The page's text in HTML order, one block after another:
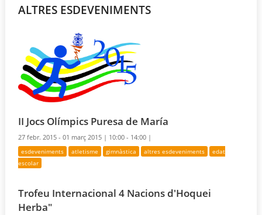
ALTRES ESDEVENIMENTS
II Jocs Olímpics Puresa de María
27 febr. 2015 - 01 març 2015 | 10:00 - 14:00 |
esdeveniments atletisme gimnàstica altres esdeveniments
edat
escolar
Trofeu Internacional 4 Nacions d'Hoquei
Herba"